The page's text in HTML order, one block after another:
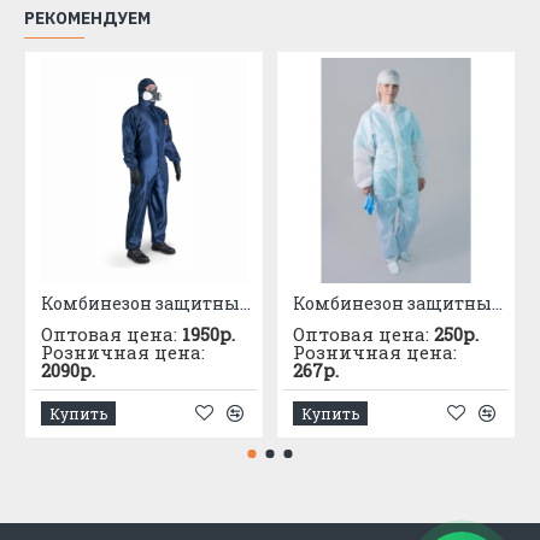
РЕКОМЕНДУЕМ
Комбинезон защитный многоразовый JETA Safety JPC75b синий, 100% полиэфир, 55 г/м²
Оптовая цена: 1950р.
Розничная цена:
2090р.
Купить
Комбинезон защитный одноразовый DИОН К40
Оптовая цена: 250р.
Розничная цена:
267р.
Купить